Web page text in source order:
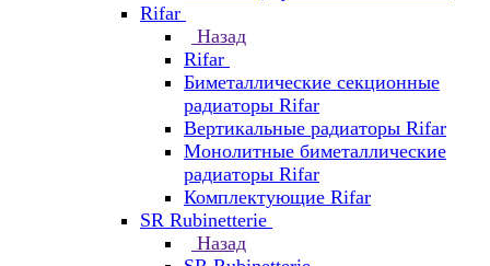
Rifar
Назад
Rifar
Биметаллические секционные
радиаторы Rifar
Вертикальные радиаторы Rifar
Монолитные биметаллические
радиаторы Rifar
Комплектующие Rifar
SR Rubinetterie
Назад